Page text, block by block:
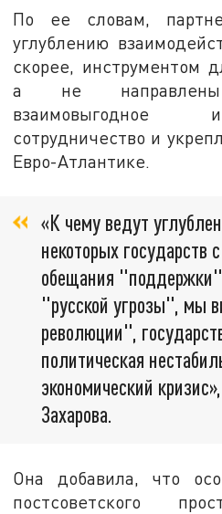
По ее словам,
углублению
скорее, инструментом
а не
взаимовыгодное
сотрудничество и
Евро-Атлантике.
«К чему ведут
некоторых государств
обещания
"русской угрозы", мы
революции",
политическая
экономический
Захарова.
Она добавила, что
постсоветского